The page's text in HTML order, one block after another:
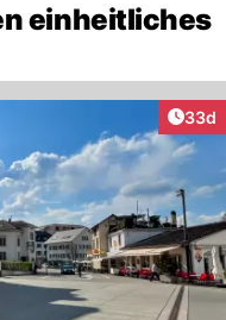
einheitliches
33d